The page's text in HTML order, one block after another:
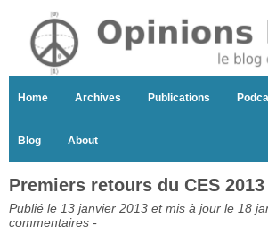
Home Archives Publications
Blog About
Premiers retours du CES 2013
Publié le 13 janvier 2013 et mis à jour le 18
commentaires -